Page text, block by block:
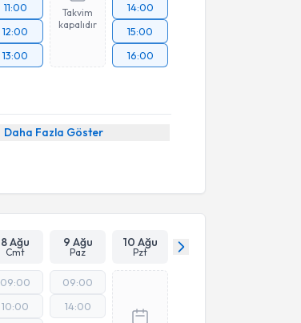
11:00
12:00
13:00
Takvim
kapalıdır
14:00
15:00
16:00
Daha Fazla Göster
8 Ağu
Cmt
9 Ağu
Paz
10 Ağu
Pzt
09:00
10:00
09:00
14:00